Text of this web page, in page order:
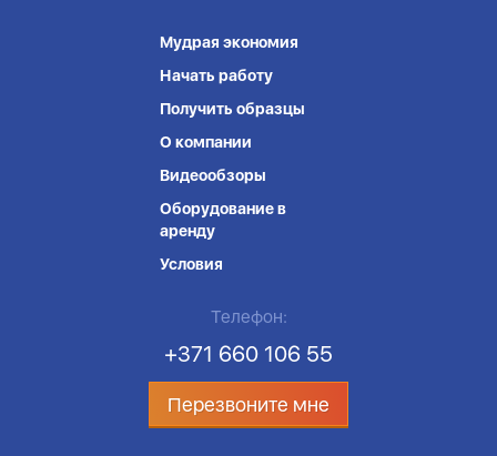
Мудрая экономия
Начать работу
Получить образцы
О компании
Видеообзоры
Оборудование в
аренду
Условия
Телефон:
+371 660 106 55
Перезвоните мне